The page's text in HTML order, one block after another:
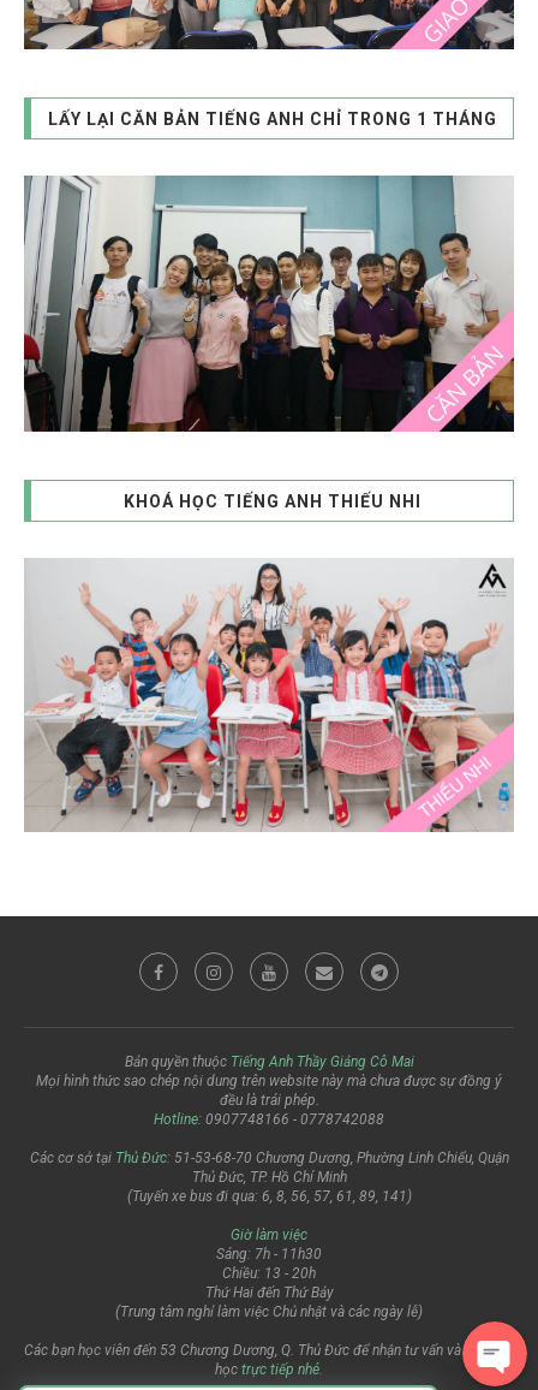
LẤY LẠI CĂN BẢN TIẾNG ANH CHỈ TRONG 1 THÁNG
KHOÁ HỌC TIẾNG ANH THIẾU NHI
Bản quyền thuộc Tiếng Anh Thầy Giảng Cô Mai
Mọi hình thức sao chép nội dung trên website này mà chưa được sự đồng ý
đều là trái phép.
Hotline: 0907748166 - 0778742088
Các cơ sở tại Thủ Đức: 51-53-68-70 Chương Dương, Phường Linh Chiểu, Quận
Thủ Đức, TP. Hồ Chí Minh
(Tuyến xe bus đi qua: 6, 8, 56, 57, 61, 89, 141)
Giờ làm việc
Sáng: 7h - 11h30
Chiều: 13 - 20h
Thứ Hai đến Thứ Bảy
(Trung tâm nghỉ làm việc Chủ nhật và các ngày lễ)
Các bạn học viên đến 53 Chương Dương, Q. Thủ Đức để nhận tư vấn và đăng ký
học trực tiếp nhé.